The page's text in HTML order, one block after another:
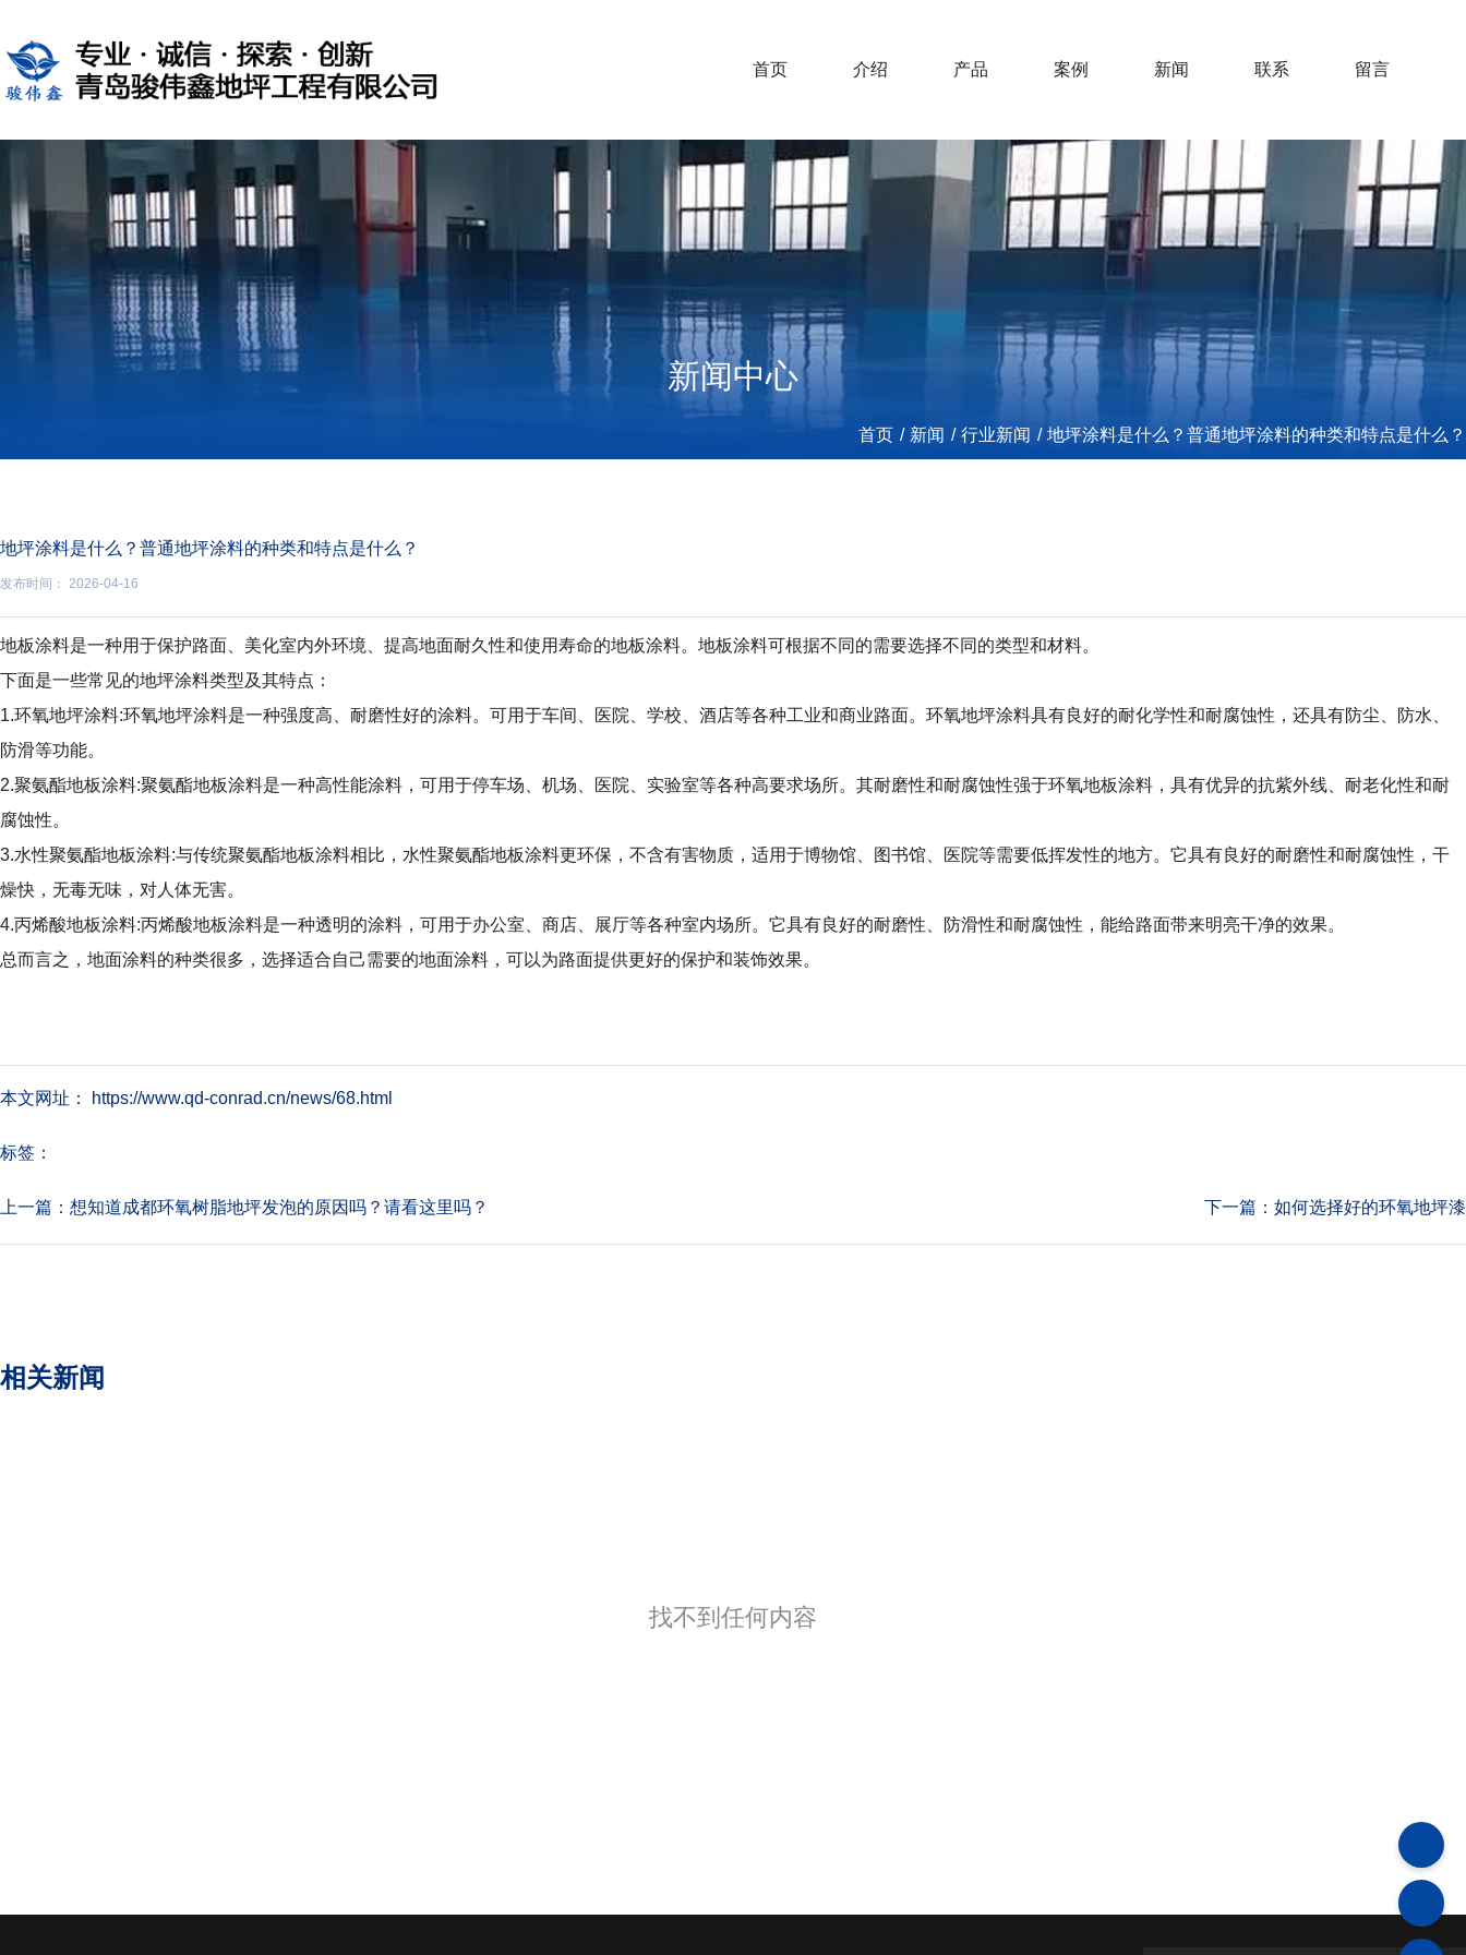
首页 介绍 产品 案例 新闻 联系 留言
新闻中心
首页 / 新闻 / 行业新闻 / 地坪涂料是什么？普通地坪涂料的种类和特点是什么？
地坪涂料是什么？普通地坪涂料的种类和特点是什么？
发布时间： 2026-04-16
地板涂料是一种用于保护路面、美化室内外环境、提高地面耐久性和使用寿命的地板涂料。地板涂料可根据不同的需要选择不同的类型和材料。
下面是一些常见的地坪涂料类型及其特点：
1.环氧地坪涂料:环氧地坪涂料是一种强度高、耐磨性好的涂料。可用于车间、医院、学校、酒店等各种工业和商业路面。环氧地坪涂料具有良好的耐化学性和耐腐蚀性，还具有防尘、防水、
防滑等功能。
2.聚氨酯地板涂料:聚氨酯地板涂料是一种高性能涂料，可用于停车场、机场、医院、实验室等各种高要求场所。其耐磨性和耐腐蚀性强于环氧地板涂料，具有优异的抗紫外线、耐老化性和耐
腐蚀性。
3.水性聚氨酯地板涂料:与传统聚氨酯地板涂料相比，水性聚氨酯地板涂料更环保，不含有害物质，适用于博物馆、图书馆、医院等需要低挥发性的地方。它具有良好的耐磨性和耐腐蚀性，干
燥快，无毒无味，对人体无害。
4.丙烯酸地板涂料:丙烯酸地板涂料是一种透明的涂料，可用于办公室、商店、展厅等各种室内场所。它具有良好的耐磨性、防滑性和耐腐蚀性，能给路面带来明亮干净的效果。
总而言之，地面涂料的种类很多，选择适合自己需要的地面涂料，可以为路面提供更好的保护和装饰效果。
本文网址： https://www.qd-conrad.cn/news/68.html
标签：
上一篇： 想知道成都环氧树脂地坪发泡的原因吗？请看这里吗？ 下一篇： 如何选择好的环氧地坪漆
相关新闻
找不到任何内容